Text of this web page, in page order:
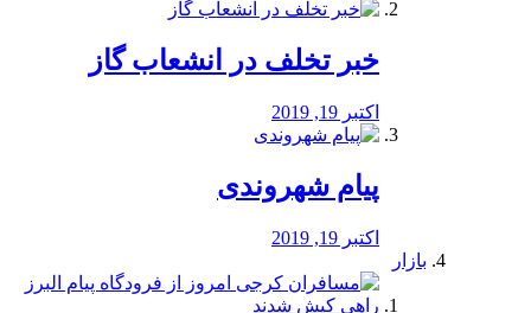
خبر تخلف در انشعاب گاز
اکتبر 19, 2019
پیام شهروندی
اکتبر 19, 2019
بازار